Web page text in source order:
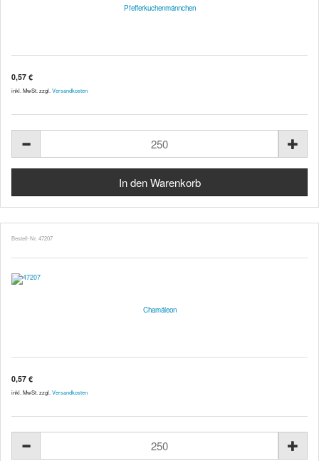
Pfefferkuchenmännchen
0,57 €
inkl. MwSt. zzgl. Versandkosten
Bestell-Nr. 47207
Chamäleon
0,57 €
inkl. MwSt. zzgl. Versandkosten